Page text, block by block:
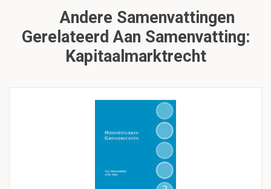
Andere Samenvattingen
Gerelateerd Aan Samenvatting:
Kapitaalmarktrecht